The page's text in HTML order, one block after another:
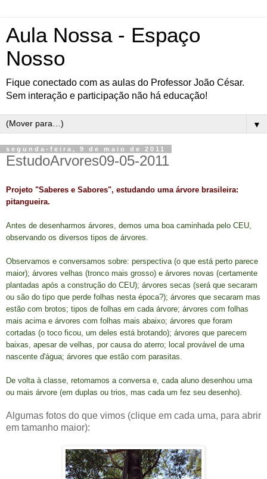
Aula Nossa - Espaço
Nosso
Fique conectado com as aulas do Professor João César.
Sem interação e participação não há educação!
▼
segunda-feira, 9 de maio de 2011
EstudoArvores09-05-2011
Projeto "Saberes e Sabores", estudando uma árvore brasileira:
pitangueira.
Antes de desenharmos árvores, demos uma boa caminhada pelo CEU,
observando os diversos tipos de árvores.
Observamos e conversamos sobre: perspectiva (o que está perto parece
maior); árvores velhas (tronco mais grosso) e árvores novas (certamente
plantadas após a construção do CEU); árvores secas (será que secaram
ou são do tipo que perde folhas nesta época?); árvores que secaram mas
estão com brotos; tipos de folhas em cada árvore; árvores com folhas
mais acima e árvores com folhas mais abaixo; árvores que foram
cortadas (o toco ficou, um deles está brotando); árvores que parecem
baixas, apesar de velhas, por causa do aterro; local provável de uma
nascente d'água; árvores que estão com parasitas.
De volta à classe, retomamos a conversa e, cada aluno desenhou uma
ou mais árvore (em duplas ou trios, mas cada um fez seu desenho).
Algumas fotos do que vimos (clique em cada uma, para abrir
em tamanho maior):